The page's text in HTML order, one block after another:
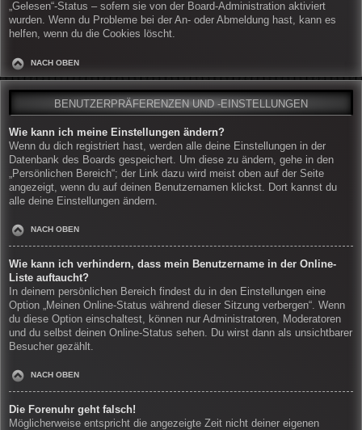
„Gelesen“-Status – sofern sie von der Board-Administration aktiviert
wurden. Wenn du Probleme bei der An- oder Abmeldung hast, kann es
helfen, wenn du die Cookies löscht.
NACH OBEN
BENUTZERPRÄFERENZEN UND -EINSTELLUNGEN
Wie kann ich meine Einstellungen ändern?
Wenn du dich registriert hast, werden alle deine Einstellungen in der
Datenbank des Boards gespeichert. Um diese zu ändern, gehe in den
„Persönlichen Bereich“; der Link dazu wird meist oben auf der Seite
angezeigt, wenn du auf deinen Benutzernamen klickst. Dort kannst du
alle deine Einstellungen ändern.
NACH OBEN
Wie kann ich verhindern, dass mein Benutzername in der Online-
Liste auftaucht?
In deinem persönlichen Bereich findest du in den Einstellungen eine
Option „Meinen Online-Status während dieser Sitzung verbergen“. Wenn
du diese Option einschaltest, können nur Administratoren, Moderatoren
und du selbst deinen Online-Status sehen. Du wirst dann als unsichtbarer
Besucher gezählt.
NACH OBEN
Die Forenuhr geht falsch!
Möglicherweise entspricht die angezeigte Zeit nicht deiner eigenen